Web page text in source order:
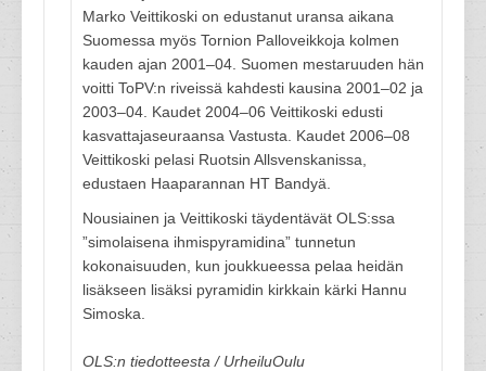
Marko Veittikoski on edustanut uransa aikana
Suomessa myös Tornion Palloveikkoja kolmen
kauden ajan 2001–04. Suomen mestaruuden hän
voitti ToPV:n riveissä kahdesti kausina 2001–02 ja
2003–04. Kaudet 2004–06 Veittikoski edusti
kasvattajaseuraansa Vastusta. Kaudet 2006–08
Veittikoski pelasi Ruotsin Allsvenskanissa,
edustaen Haaparannan HT Bandyä.
Nousiainen ja Veittikoski täydentävät OLS:ssa
”simolaisena ihmispyramidina” tunnetun
kokonaisuuden, kun joukkueessa pelaa heidän
lisäkseen lisäksi pyramidin kirkkain kärki Hannu
Simoska.
OLS:n tiedotteesta / UrheiluOulu